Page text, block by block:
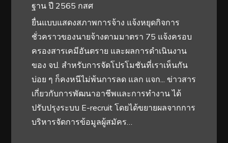
ฐาน ปี 2565 กสศ
ยื่นแบบแสดงสภาพการจ้าง แจ้งหยุดกิจการ
ชั่วคราวของนายจ้างตามมาตรา 75 แจ้งครอบ
ครองสารเคมีอันตราย และผลการดำเนินงาน
ของ จป. สำหรับการจัดโปรโมชันที่เราเห็นกัน
บ่อย ๆ ก็คงหนีไม่พ้นการลด แลก แจก... ข่าวสาร
เกี่ยวกับการพัฒนาอาชีพและการทำงาน ได้
ปรับปรุงระบบ E-recruit โดยได้ขยายผลจากการ
บริหารจัดการข้อมูลผู้สมัคร…